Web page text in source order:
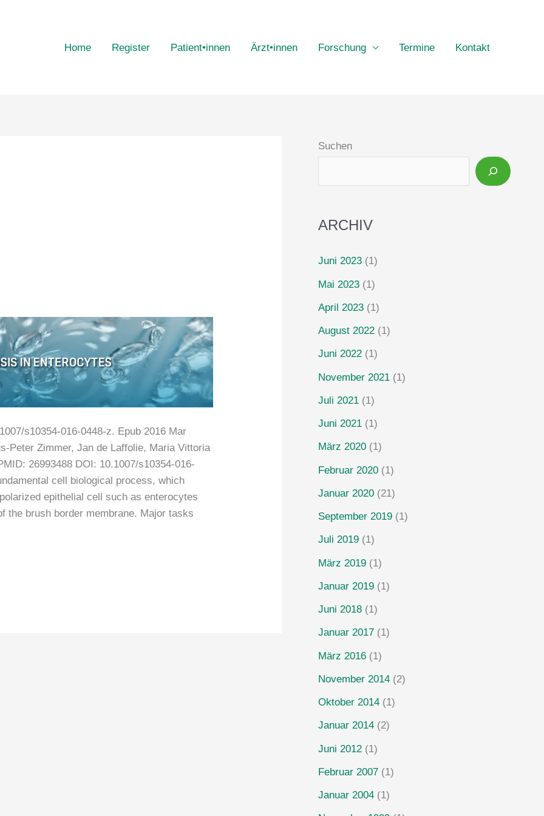
Home Register Patient•innen Ärzt•innen Forschung Termine Kontakt
s10354-016-0448-z. Epub 2016 Mar
Peter Zimmer, Jan de Laffolie, Maria Vittoria
26993488 DOI: 10.1007/s10354-016-
cell biological process, which
epithelial cell such as enterocytes
the brush border membrane. Major tasks
Suchen
ARCHIV
Juni 2023 (1)
Mai 2023 (1)
April 2023 (1)
August 2022 (1)
Juni 2022 (1)
November 2021 (1)
Juli 2021 (1)
Juni 2021 (1)
März 2020 (1)
Februar 2020 (1)
Januar 2020 (21)
September 2019 (1)
Juli 2019 (1)
März 2019 (1)
Januar 2019 (1)
Juni 2018 (1)
Januar 2017 (1)
März 2016 (1)
November 2014 (2)
Oktober 2014 (1)
Januar 2014 (2)
Juni 2012 (1)
Februar 2007 (1)
Januar 2004 (1)